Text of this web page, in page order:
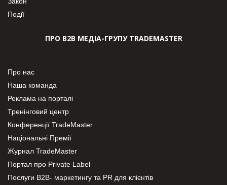
Події
ПРО В2В МЕДІА-ГРУПУ TRADEMASTER
Про нас
Наша команда
Реклама на порталі
Тренінговий центр
Конференції TradeMaster
Національні Премії
Журнал TradeMaster
Портал про Private Label
Послуги В2В- маркетингу та PR для клієнтів